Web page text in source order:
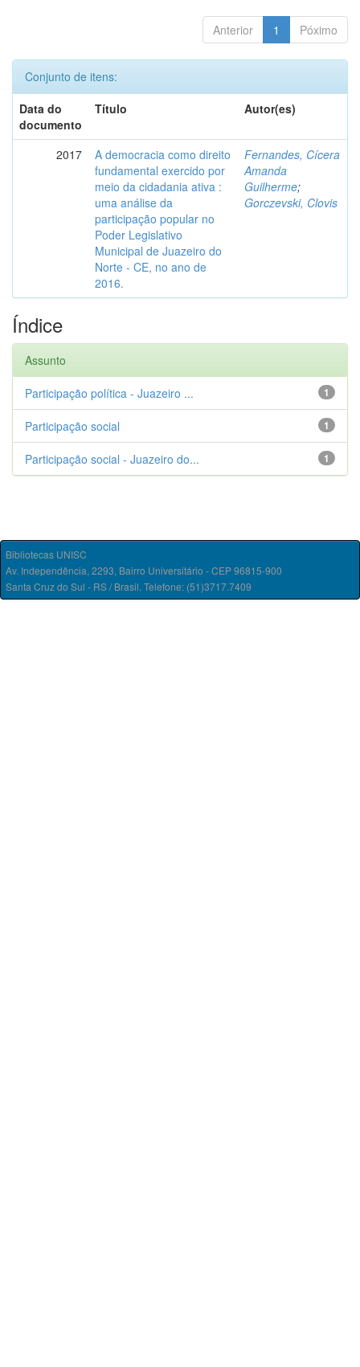
Anterior 1 Póximo
Conjunto de itens:
Data do
documento
Título Autor(es)
2017
A democracia como direito
fundamental exercido por
meio da cidadania ativa :
uma análise da
participação popular no
Poder Legislativo
Municipal de Juazeiro do
Norte - CE, no ano de
2016.
Fernandes, Cícera
Amanda
Guilherme;
Gorczevski, Clovis
Índice
Assunto
1
Participação política - Juazeiro ...
1
Participação social
1
Participação social - Juazeiro do...
Bibliotecas UNISC
Av. Independência, 2293, Bairro Universitário - CEP 96815-900
Santa Cruz do Sul - RS / Brasil. Telefone: (51)3717.7409